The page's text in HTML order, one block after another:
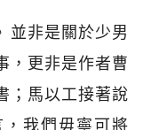
並非是關於少男
，更非是作者曹
；馬以工接著說
我們毋寧可將